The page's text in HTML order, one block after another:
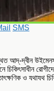
SMS
আদ্-দ্বীন
চিকিৎসাধীন
ও যথাযথ